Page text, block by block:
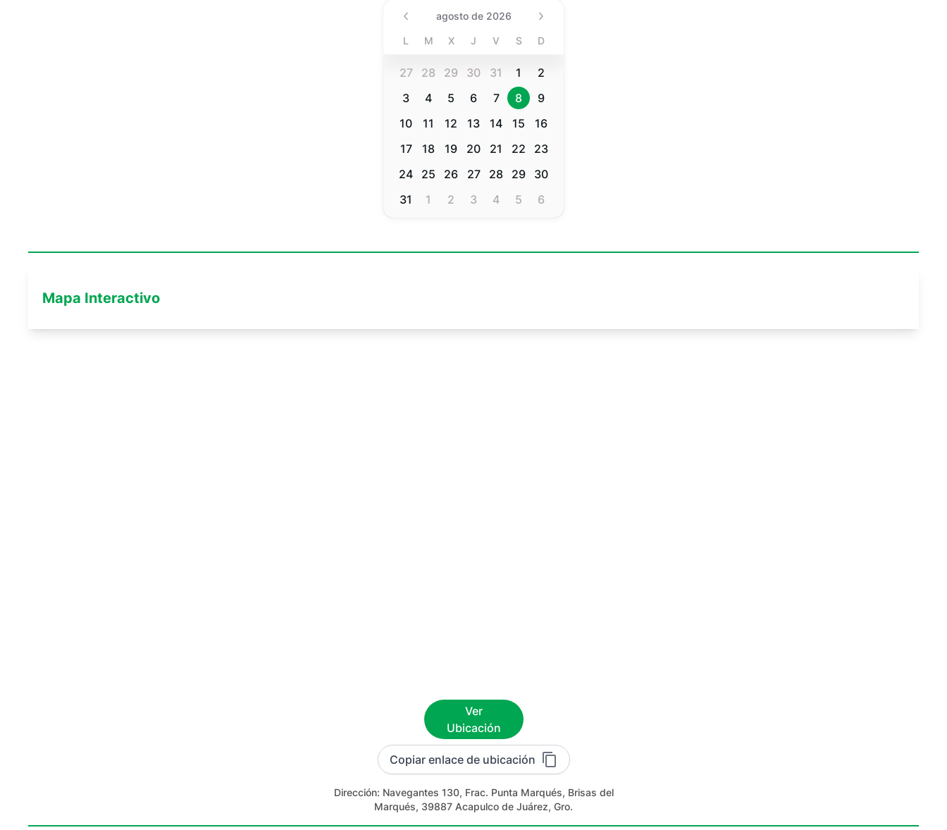
Date (Min Date Value), agosto de 2026
agosto de 2026
L M X J V S D
27 28 29 30 31 1
2
3
4 5 6 7 8
9
10
11 12 13 14 15
16
17
18 19 20 21 22
23
24
25 26 27 28 29
30
31
1 2 3 4 5 6
Mapa Interactivo
Ver
Ubicación
Copiar enlace de ubicación
Dirección: Navegantes 130, Frac. Punta Marqués, Brisas del
Marqués, 39887 Acapulco de Juárez, Gro.